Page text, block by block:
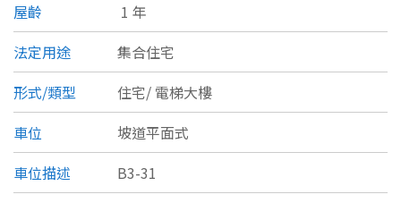
桃園市
新竹市
新竹縣
苗栗縣
台中市
類型(可複選)
不拘 公寓
別墅 透天厝
辦公
屋齡
1 年
法定用途
集合住宅
形式/類型
住宅/ 電梯大樓
車位
坡道平面式
車位描述
B3-31